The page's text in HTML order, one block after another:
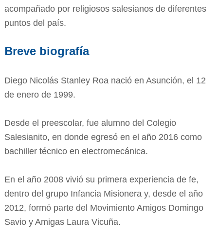
acompañado por religiosos salesianos de diferentes
puntos del país.
Breve biografía
Diego Nicolás Stanley Roa nació en Asunción, el 12
de enero de 1999.
Desde el preescolar, fue alumno del Colegio
Salesianito, en donde egresó en el año 2016 como
bachiller técnico en electromecánica.
En el año 2008 vivió su primera experiencia de fe,
dentro del grupo Infancia Misionera y, desde el año
2012, formó parte del Movimiento Amigos Domingo
Savio y Amigas Laura Vicuña.